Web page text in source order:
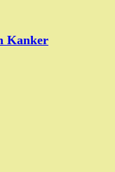
Kanker